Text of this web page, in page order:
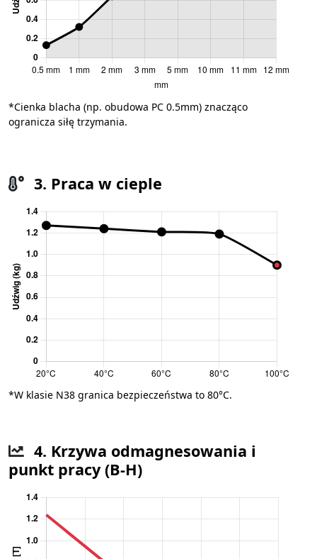
*Cienka blacha (np. obudowa PC 0.5mm) znacząco
ogranicza siłę trzymania.
3. Praca w cieple
*W klasie N38 granica bezpieczeństwa to 80°C.
4. Krzywa odmagnesowania i
punkt pracy (B-H)